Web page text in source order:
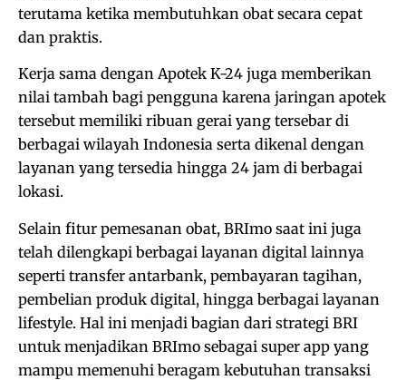
terutama ketika membutuhkan obat secara cepat
dan praktis.
Kerja sama dengan Apotek K-24 juga memberikan
nilai tambah bagi pengguna karena jaringan apotek
tersebut memiliki ribuan gerai yang tersebar di
berbagai wilayah Indonesia serta dikenal dengan
layanan yang tersedia hingga 24 jam di berbagai
lokasi.
Selain fitur pemesanan obat, BRImo saat ini juga
telah dilengkapi berbagai layanan digital lainnya
seperti transfer antarbank, pembayaran tagihan,
pembelian produk digital, hingga berbagai layanan
lifestyle. Hal ini menjadi bagian dari strategi BRI
untuk menjadikan BRImo sebagai super app yang
mampu memenuhi beragam kebutuhan transaksi